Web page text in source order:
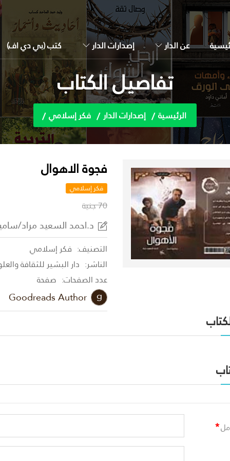
عن الدار إصدارات الدار كتب (بي دي اف)
تفاصيل الكتاب
الرئيسية إصدارات الدار فكر إسلامي
فجوة الاهوال
فكر إسلامي
70 جنية
د.احمد السعيد مراد/
التصنيف: فكر إسلامي
الناشر: دار البشير للثقافة
عدد الصفحات: صفحة
Goodreads Author
*